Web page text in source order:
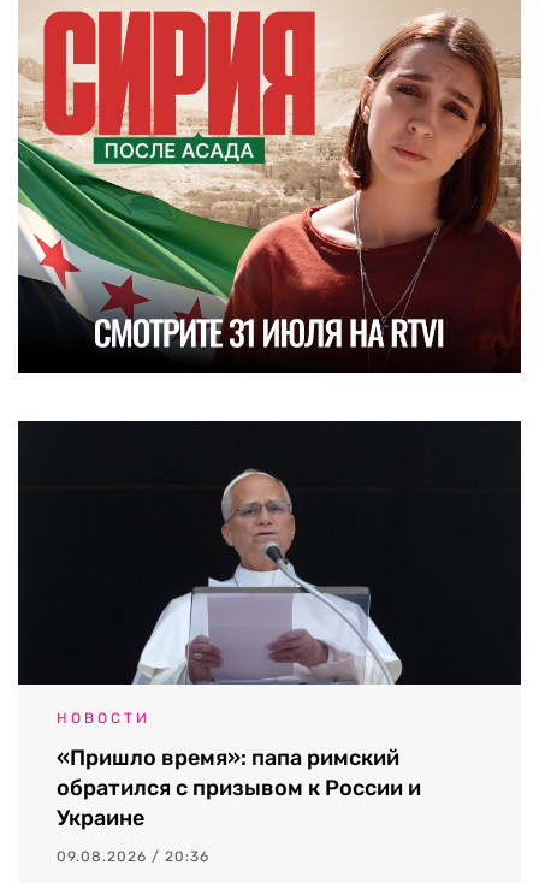
НОВОСТИ
«Пришло время»: папа римский
обратился с призывом к России и
Украине
09.08.2026 / 20:36